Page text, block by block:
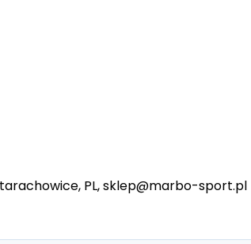
PL, sklep@marbo-sport.pl